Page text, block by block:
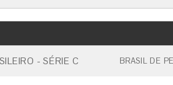
- SÉRIE C BRASIL DE